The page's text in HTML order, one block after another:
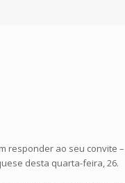
responder ao seu convite –
desta quarta-feira, 26.